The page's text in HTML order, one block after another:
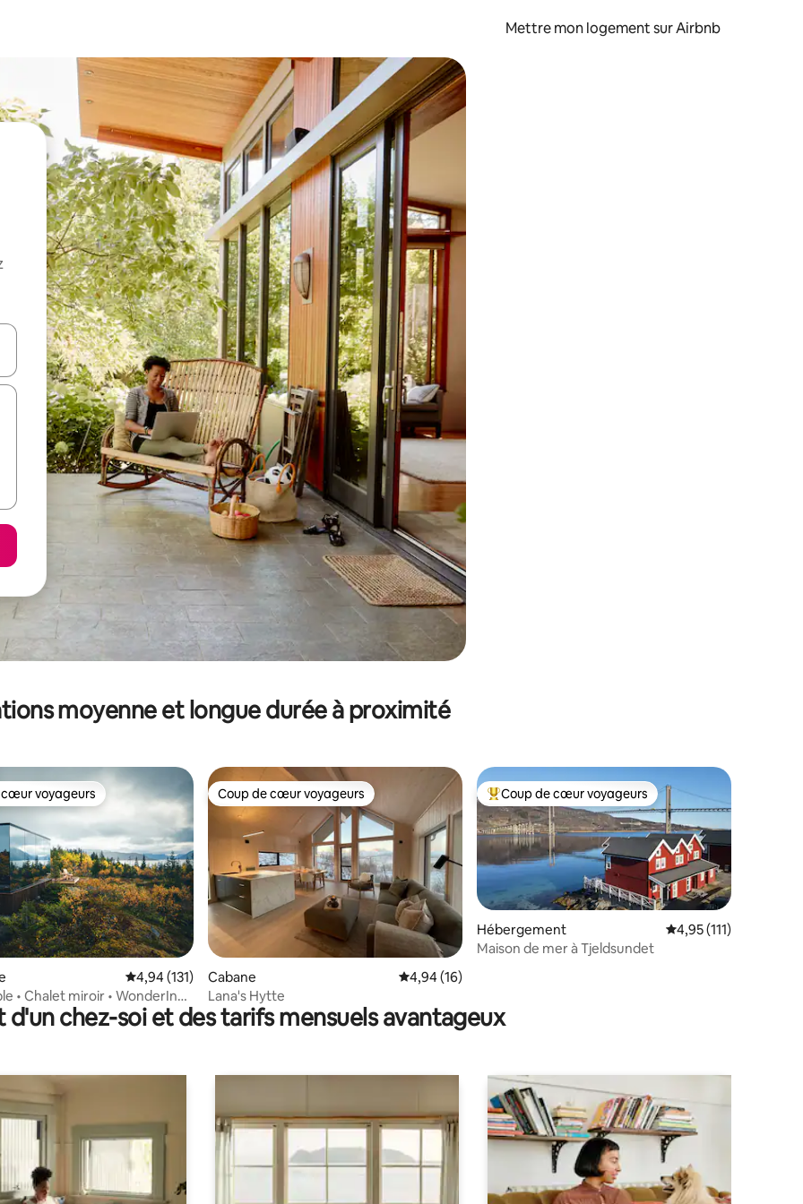
Mettre mon logement sur Airbnb
le haut et vers le bas pour les parcourir ou en appuyant et en faisant glisser.
moyenne et longue durée à proximité
base de 600 commentaires : 4,87 sur 5
voyageurs
voyageurs
Évaluation moyenne sur la base de 131 commentaires : 4,94 sur 5
4,94 (131)
• Chalet miroir • WonderInn
Coup de cœur voyageurs
Coup de cœur voyageurs
Cabane Évaluation moyenne sur la base de 16 commentaires : 4,94 sur 5
4,94 (16)
Lana's Hytte
Coups de cœur voyageurs les plus appréciés
Coup de cœur voyageurs
Hébergement Évaluation moyenne
4,95 (111)
Maison de mer à Tjeldsundet
chez-soi et des tarifs mensuels avantageux